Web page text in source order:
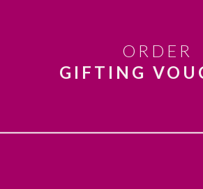
ORDER
GIFTING